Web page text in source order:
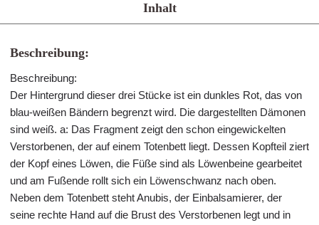
Inhalt
Beschreibung:
Beschreibung:
Der Hintergrund dieser drei Stücke ist ein dunkles Rot, das von
blau-weißen Bändern begrenzt wird. Die dargestellten Dämonen
sind weiß. a: Das Fragment zeigt den schon eingewickelten
Verstorbenen, der auf einem Totenbett liegt. Dessen Kopfteil ziert
der Kopf eines Löwen, die Füße sind als Löwenbeine gearbeitet
und am Fußende rollt sich ein Löwenschwanz nach oben.
Neben dem Totenbett steht Anubis, der Einbalsamierer, der
seine rechte Hand auf die Brust des Verstorbenen legt und in